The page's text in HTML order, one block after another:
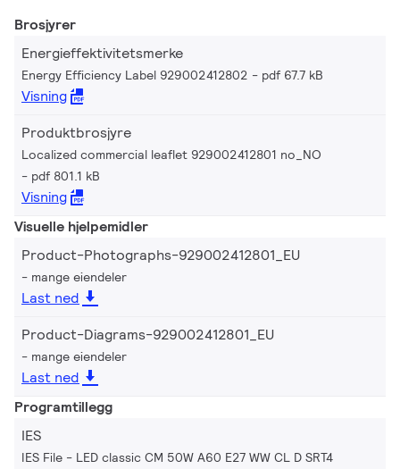
Brosjyrer
Energieffektivitetsmerke
Energy Efficiency Label 929002412802 pdf 67.7 kB
Visning
Produktbrosjyre
Localized commercial leaflet 929002412801 no_NO
pdf 801.1 kB
Visning
Visuelle hjelpemidler
Product-Photographs-929002412801_EU
mange eiendeler
Last ned
Product-Diagrams-929002412801_EU
mange eiendeler
Last ned
Programtillegg
IES
IES File - LED classic CM 50W A60 E27 WW CL D SRT4